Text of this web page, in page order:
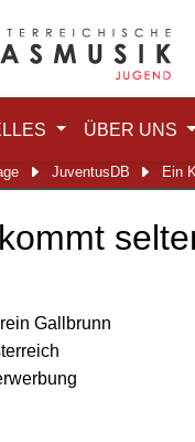
ÜBER UNS
JuventusDB Ein
Gallbrunn